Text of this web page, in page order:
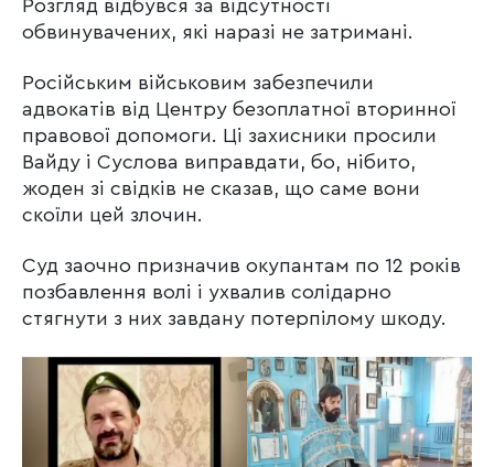
Розгляд відбувся за відсутності
обвинувачених, які наразі не затримані.
Російським військовим забезпечили
адвокатів від Центру безоплатної вторинної
правової допомоги. Ці захисники просили
Вайду і Суслова виправдати, бо, нібито,
жоден зі свідків не сказав, що саме вони
скоїли цей злочин.
Суд заочно призначив окупантам по 12 років
позбавлення волі і ухвалив солідарно
стягнути з них завдану потерпілому шкоду.